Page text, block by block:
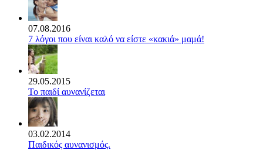
07.08.2016
7 λόγοι που είναι καλό να είστε «κακιά» μαμά!
29.05.2015
Το παιδί αυνανίζεται
03.02.2014
Παιδικός αυνανισμός.